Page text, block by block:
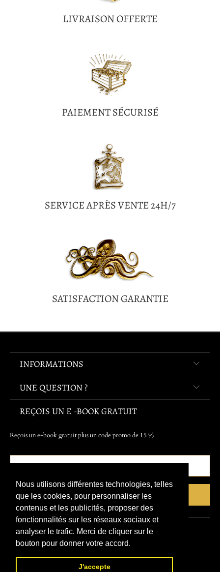
Nous utilisons différentes technologies, telles
que les cookies, pour personnaliser les
contenus et les publicités, proposer des
fonctionnalités sur les réseaux sociaux et
analyser le trafic. Merci de cliquer sur le
bouton pour donner votre accord.
J'accepte
LIVRAISON OFFERTE
PAIEMENT SÉCURISÉ
SERVICE APRÈS VENTE 24H/7
SATISFACTION GARANTIE
INFORMATIONS
UNE QUESTION ?
REÇOIS UN E -BOOK GRATUIT
Reçois un e-book gratuit plus un code promo de 15 %
© 2026 Refuge Du Pirate.